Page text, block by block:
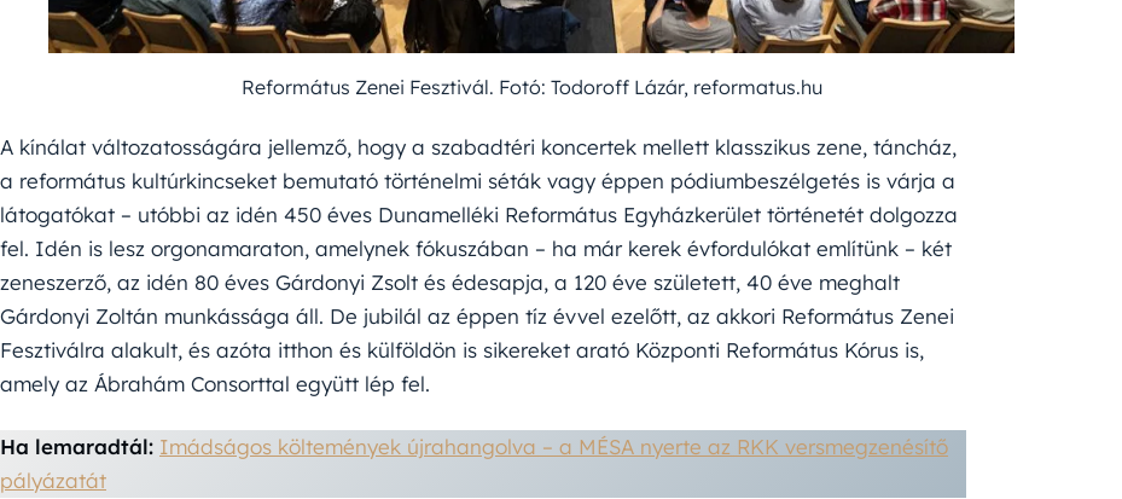
Református Zenei Fesztivál. Fotó: Todoroff Lázár, reformatus.hu
A kínálat változatosságára jellemző, hogy a szabadtéri koncertek mellett klasszikus zene, táncház,
a református kultúrkincseket bemutató történelmi séták vagy éppen pódiumbeszélgetés is várja a
látogatókat – utóbbi az idén 450 éves Dunamelléki Református Egyházkerület történetét dolgozza
fel. Idén is lesz orgonamaraton, amelynek fókuszában – ha már kerek évfordulókat említünk – két
zeneszerző, az idén 80 éves Gárdonyi Zsolt és édesapja, a 120 éve született, 40 éve meghalt
Gárdonyi Zoltán munkássága áll. De jubilál az éppen tíz évvel ezelőtt, az akkori Református Zenei
Fesztiválra alakult, és azóta itthon és külföldön is sikereket arató Központi Református Kórus is,
amely az Ábrahám Consorttal együtt lép fel.
Ha lemaradtál: Imádságos költemények újrahangolva – a MÉSA nyerte az RKK versmegzenésítő
pályázatát